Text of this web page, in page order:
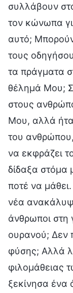
συλλάβουν
τον κώνωπα
αυτό;
τους
τα πράγματα
θέλημά Μου;
στους
Μου, αλλά
του
να εκφράζει
δίδαξα στόμα
ποτέ να
νέα
άνθρωποι στη
ουρανού; Δεν
φύσης; Αλλά
φιλομάθειας
ξεκίνησα ένα